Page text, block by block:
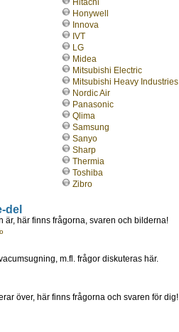
Hitachi
Honywell
Innova
IVT
LG
Midea
Mitsubishi Electric
Mitsubishi Heavy Industries
Nordic Air
Panasonic
Qlima
Samsung
Sanyo
Sharp
Thermia
Toshiba
Zibro
del
här finns frågorna, svaren och bilderna!
m.fl. frågor diskuteras här.
över, här finns frågorna och svaren för dig!